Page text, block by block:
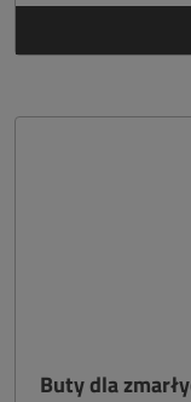
Buty dla